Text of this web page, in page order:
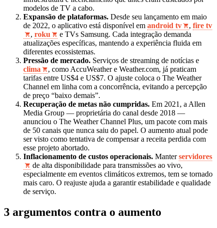
modelos de TV a cabo.
Expansão de plataformas. Desde seu lançamento em maio
de 2022, o aplicativo está disponível em android tv , fire tv
, roku
e TVs Samsung. Cada integração demanda
atualizações específicas, mantendo a experiência fluida em
diferentes ecossistemas.
Pressão de mercado. Serviços de streaming de notícias e
clima
, como AccuWeather e Weather.com, já praticam
tarifas entre US$4 e US$7. O ajuste coloca o The Weather
Channel em linha com a concorrência, evitando a percepção
de preço “baixo demais”.
Recuperação de metas não cumpridas. Em 2021, a Allen
Media Group — proprietária do canal desde 2018 —
anunciou o The Weather Channel Plus, um pacote com mais
de 50 canais que nunca saiu do papel. O aumento atual pode
ser visto como tentativa de compensar a receita perdida com
esse projeto abortado.
Inflacionamento de custos operacionais. Manterservidores
de alta disponibilidade para transmissões ao vivo,
especialmente em eventos climáticos extremos, tem se tornado
mais caro. O reajuste ajuda a garantir estabilidade e qualidade
de serviço.
3 argumentos contra o aumento